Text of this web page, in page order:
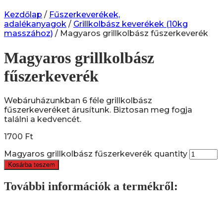
Kezdőlap / Fűszerkeverékek,
adalékanyagok / Grillkolbász keverékek (10kg
masszához) / Magyaros grillkolbász fűszerkeverék
Magyaros grillkolbász
fűszerkeverék
Webáruházunkban 6 féle grillkolbász
fűszerkeveréket árusítunk. Biztosan meg fogja
találni a kedvencét.
1700 Ft
Magyaros grillkolbász fűszerkeverék quantity
Kosárba teszem
További információk a termékről: